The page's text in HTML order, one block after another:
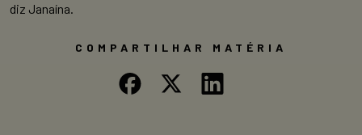
diz Janaína.
COMPARTILHAR MATÉRIA